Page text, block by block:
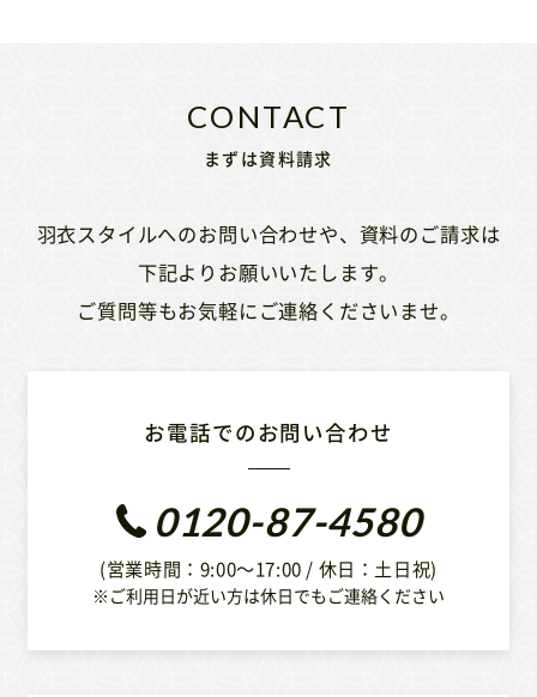
まずは資料請求
羽衣スタイルへのお問い合わせや、資料のご請求は
下記よりお願いいたします。
ご質問等もお気軽にご連絡くださいませ。
お電話でのお問い合わせ
0120-87-4580
(営業時間：9:00〜17:00 / 休日：土日祝)
※ご利用日が近い方は休日でもご連絡ください